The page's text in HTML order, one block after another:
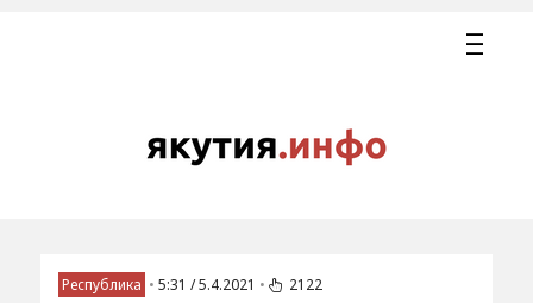
Республика • 5:31 / 5.4.2021 • 2122